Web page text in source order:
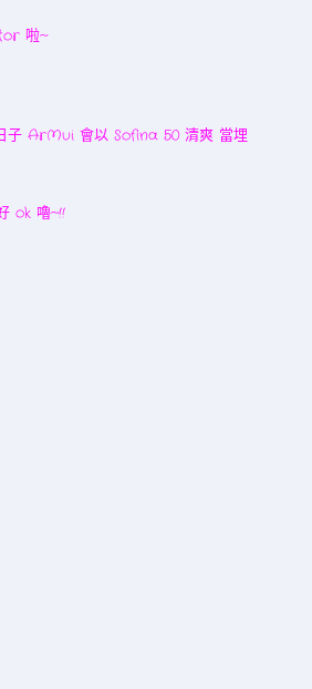
啦~
子 ArMui 會以 Sofina 50 清爽 當埋
ok 嚕~!!